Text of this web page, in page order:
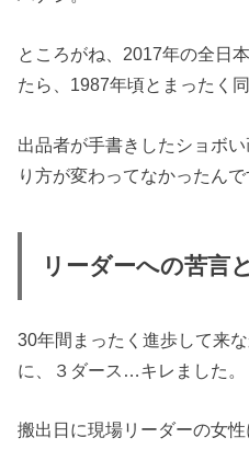
ところがね、2017年の全日
たら、1987年頃とまったく
出品者が手書きしたショボ
り方が変わってなかったんで
リーダーへの苦言
30年間まったく進歩して来
に、３ダース…キレました。
搬出日に現場リーダーの女